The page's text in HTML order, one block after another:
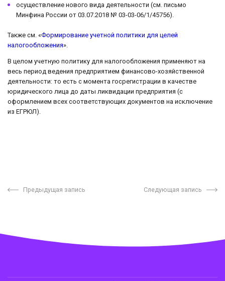
осуществление нового вида деятельности (см. письмо
Минфина России от 03.07.2018 № 03-03-06/1/45756).
Также см. «Формирование учетной политики для целей
налогообложения».
В целом учетную политику для налогообложения применяют на
весь период ведения предприятием финансово-хозяйственной
деятельности: то есть с момента госрегистрации в качестве
юридического лица до даты ликвидации предприятия (с
оформлением всех соответствующих документов на исключение
из ЕГРЮЛ).
Предыдущая запись Следующая запись